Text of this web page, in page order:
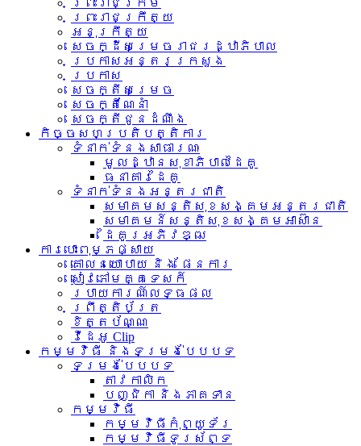
ព្រះរាជក្រម
ព្រះរាជក្រឹត្យ
អនុក្រឹត្យ
សេចក្ដីសម្រេចរាជរដ្ឋាភិបាល
ប្រកាសអន្តរក្រសួង
ប្រកាស
សេចក្តីសម្រេច
សេចក្តីណែនាំ
សេចក្តីជូនដំណឹង
កិច្ចសហប្រតិបត្តិការ
ទំនាក់ទំនង​សាធារណៈ
មូលដ្ឋានសុខាភិបាលដៃគូ
ធនាគារដៃគូ
ទំនាក់​ទំនង​អន្តរ​ជាតិ
សមាគមសន្តិសុខសង្គមអន្តរជាតិ
សមាគមន៍សន្តិសុខសង្គមអាស៊ាន​
ដៃគូរអភិវឌ្ឍ
ការបោះពុម្ភផ្សាយ
គោលនយោបាយ និង ផែនការ
សៀវភៅមគ្គទេសក៍
របាយការណ៍លទ្ធផល
ព្រឹត្តិប័ត្រ
ខិត្តប័ណ្ណ
វីដេអូ Clip
កម្មវិធី និងទម្រង់បែបបទ
ទម្រង់បែបបទ
តាវកាលិក
បញ្ជិកា និងភាគទាន
កម្មវិធី
កម្មវិធីកុំព្យូទ័រ
កម្មវិធីទូរស័ព្ទ